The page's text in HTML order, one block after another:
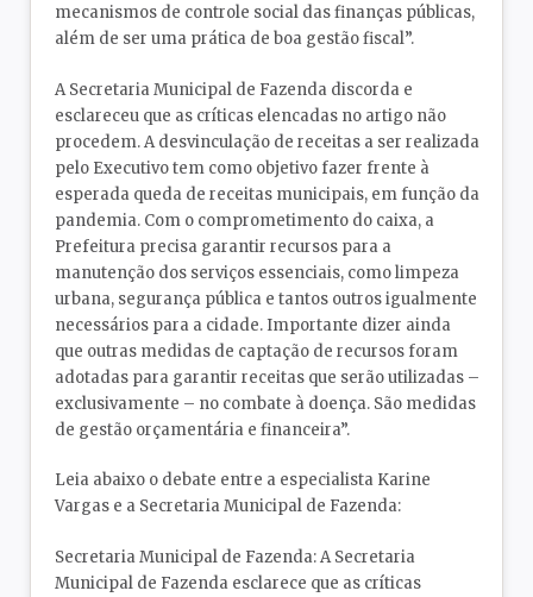
mecanismos de controle social das finanças públicas,
além de ser uma prática de boa gestão fiscal”.
A Secretaria Municipal de Fazenda discorda e
esclareceu que as críticas elencadas no artigo não
procedem. A desvinculação de receitas a ser realizada
pelo Executivo tem como objetivo fazer frente à
esperada queda de receitas municipais, em função da
pandemia. Com o comprometimento do caixa, a
Prefeitura precisa garantir recursos para a
manutenção dos serviços essenciais, como limpeza
urbana, segurança pública e tantos outros igualmente
necessários para a cidade. Importante dizer ainda
que outras medidas de captação de recursos foram
adotadas para garantir receitas que serão utilizadas –
exclusivamente – no combate à doença. São medidas
de gestão orçamentária e financeira”.
Leia abaixo o debate entre a especialista Karine
Vargas e a Secretaria Municipal de Fazenda:
Secretaria Municipal de Fazenda: A Secretaria
Municipal de Fazenda esclarece que as críticas